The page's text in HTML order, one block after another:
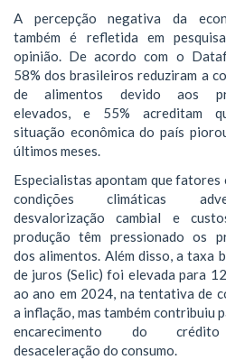
A percepção negativa da
também é refletida em
opinião. De acordo com o
58% dos brasileiros reduziram a
de alimentos devido aos
elevados, e 55% acreditam
situação econômica do país
últimos meses.
Especialistas apontam que fatores
condições climáticas
desvalorização cambial e
produção têm pressionado os
dos alimentos. Além disso, a taxa
de juros (Selic) foi elevada para
ao ano em 2024, na tentativa de
a inflação, mas também contribuiu
encarecimento do
desaceleração do consumo.